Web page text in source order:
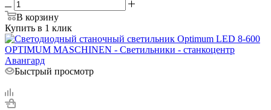
В корзину
Купить в 1 клик
Быстрый просмотр